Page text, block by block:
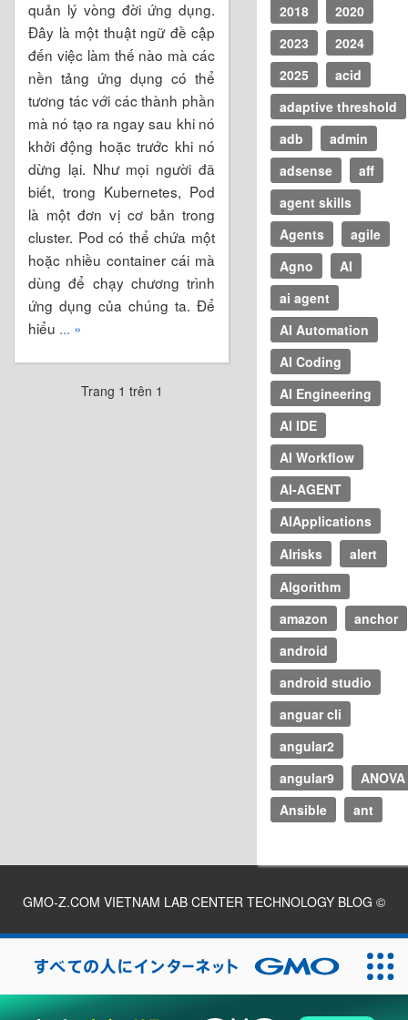
quản lý vòng đời ứng dụng.
Đây là một thuật ngữ đề cập
đến việc làm thế nào mà các
nền tảng ứng dụng có thể
tương tác với các thành phần
mà nó tạo ra ngay sau khi nó
khởi động hoặc trước khi nó
dừng lại. Như mọi người đã
biết, trong Kubernetes, Pod
là một đơn vị cơ bản trong
cluster. Pod có thể chứa một
hoặc nhiều container cái mà
dùng để chạy chương trình
ứng dụng của chúng ta. Để
hiểu ... »
Trang 1 trên 1
2018
2020
2023
2024
2025
acid
adaptive threshold
adb
admin
adsense
aff
agent skills
Agents
agile
Agno
AI
ai agent
AI Automation
AI Coding
AI Engineering
AI IDE
AI Workflow
AI-AGENT
AIApplications
AIrisks
alert
Algorithm
amazon
anchor
android
android studio
anguar cli
angular2
angular9
ANOVA
Ansible
ant
GMO-Z.COM VIETNAM LAB CENTER TECHNOLOGY BLOG ©
2026